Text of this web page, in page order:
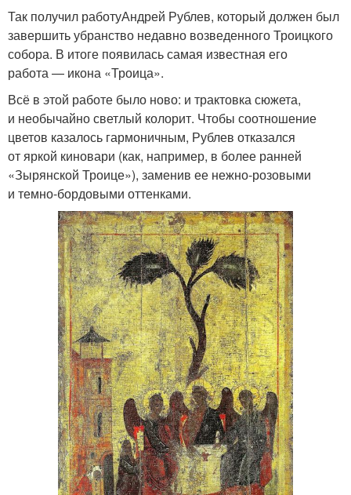
Так получил работуАндрей Рублев, который должен был
завершить убранство недавно возведенного Троицкого
собора. В итоге появилась самая известная его
работа — икона «Троица».
Всё в этой работе было ново: и трактовка сюжета,
и необычайно светлый колорит. Чтобы соотношение
цветов казалось гармоничным, Рублев отказался
от яркой киновари (как, например, в более ранней
«Зырянской Троице»), заменив ее нежно-розовыми
и темно-бордовыми оттенками.